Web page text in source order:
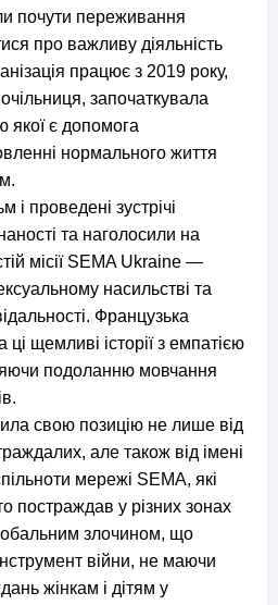
почути переживання
про важливу діяльність
працює з 2019 року,
започаткувала
якої є допомога
нормального життя
проведені зустрічі
та наголосили на
місії SEMA Ukraine —
насильстві та
Французька
ці щемливі історії з емпатією
подоланню мовчання
свою позицію не лише від
але також від імені
мережі SEMA, які
постраждав у різних зонах
злочином, що
війни, не маючи
жінкам і дітям у